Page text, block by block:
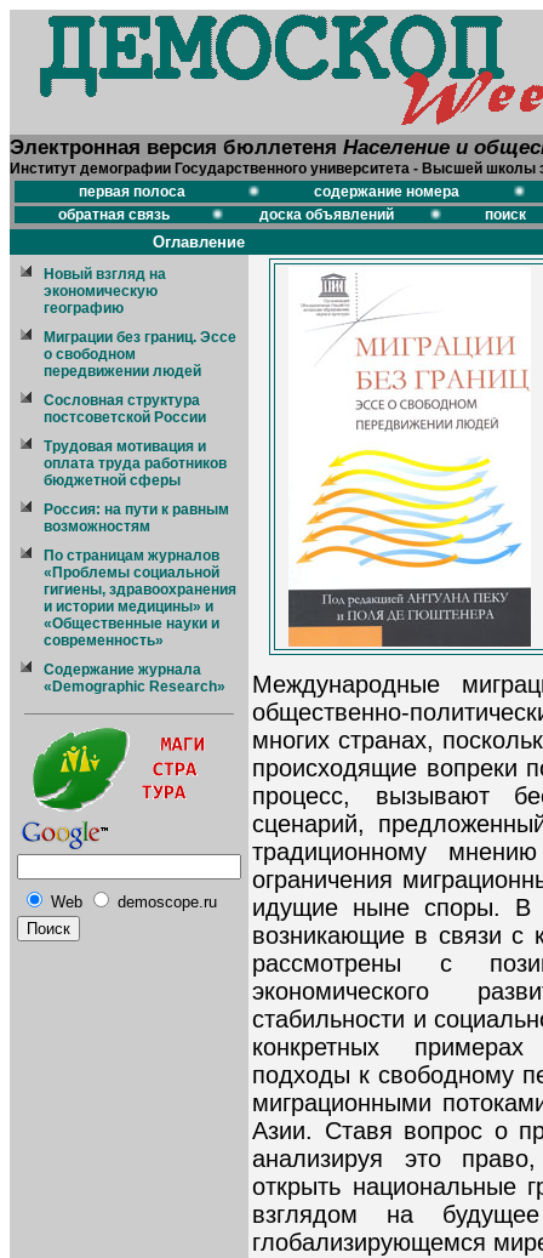
Электронная версия бюллетеня Население и
Институт демографии Государственного университета - Высшей школы
первая полоса
содержание номера
обратная связь
доска объявлений поиск
Оглавление
Новый взгляд на
экономическую
географию
Миграции без границ. Эссе
о свободном
передвижении людей
Сословная структура
постсоветской России
Трудовая мотивация и
оплата труда работников
бюджетной сферы
Россия: на пути к равным
возможностям
По страницам журналов
«Проблемы социальной
гигиены, здравоохранения
и истории медицины» и
«Общественные науки и
современность»
Содержание журнала
«Demographic Research»
Web demoscope.ru
Международные
общественно-
многих странах,
происходящие вопреки
процесс, вызывают
сценарий,
традиционному
ограничения
идущие ныне споры. В
возникающие в связи с
рассмотрены с
экономического
стабильности и
конкретных примерах
подходы к свободному
миграционными
Азии. Ставя вопрос о
анализируя это
открыть национальные
взглядом на
глобализирующемся